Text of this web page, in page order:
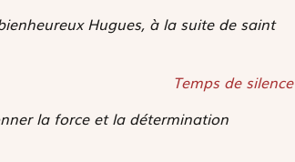
Hugues, à la suite de saint
Temps de silence
la force et la détermination